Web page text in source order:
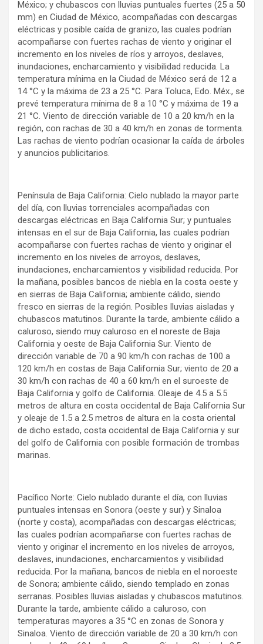
México; y chubascos con lluvias puntuales fuertes (25 a 50
mm) en Ciudad de México, acompañadas con descargas
eléctricas y posible caída de granizo, las cuales podrían
acompañarse con fuertes rachas de viento y originar el
incremento en los niveles de ríos y arroyos, deslaves,
inundaciones, encharcamiento y visibilidad reducida. La
temperatura mínima en la Ciudad de México será de 12 a
14 °C y la máxima de 23 a 25 °C. Para Toluca, Edo. Méx., se
prevé temperatura mínima de 8 a 10 °C y máxima de 19 a
21 °C. Viento de dirección variable de 10 a 20 km/h en la
región, con rachas de 30 a 40 km/h en zonas de tormenta.
Las rachas de viento podrían ocasionar la caída de árboles
y anuncios publicitarios.
Península de Baja California: Cielo nublado la mayor parte
del día, con lluvias torrenciales acompañadas con
descargas eléctricas en Baja California Sur; y puntuales
intensas en el sur de Baja California, las cuales podrían
acompañarse con fuertes rachas de viento y originar el
incremento en los niveles de arroyos, deslaves,
inundaciones, encharcamientos y visibilidad reducida. Por
la mañana, posibles bancos de niebla en la costa oeste y
en sierras de Baja California; ambiente cálido, siendo
fresco en sierras de la región. Posibles lluvias aisladas y
chubascos matutinos. Durante la tarde, ambiente cálido a
caluroso, siendo muy caluroso en el noreste de Baja
California y oeste de Baja California Sur. Viento de
dirección variable de 70 a 90 km/h con rachas de 100 a
120 km/h en costas de Baja California Sur; viento de 20 a
30 km/h con rachas de 40 a 60 km/h en el suroeste de
Baja California y golfo de California. Oleaje de 4.5 a 5.5
metros de altura en costa occidental de Baja California Sur
y oleaje de 1.5 a 2.5 metros de altura en la costa oriental
de dicho estado, costa occidental de Baja California y sur
del golfo de California con posible formación de trombas
marinas.
Pacífico Norte: Cielo nublado durante el día, con lluvias
puntuales intensas en Sonora (oeste y sur) y Sinaloa
(norte y costa), acompañadas con descargas eléctricas;
las cuales podrían acompañarse con fuertes rachas de
viento y originar el incremento en los niveles de arroyos,
deslaves, inundaciones, encharcamientos y visibilidad
reducida. Por la mañana, bancos de niebla en el noroeste
de Sonora; ambiente cálido, siendo templado en zonas
serranas. Posibles lluvias aisladas y chubascos matutinos.
Durante la tarde, ambiente cálido a caluroso, con
temperaturas mayores a 35 °C en zonas de Sonora y
Sinaloa. Viento de dirección variable de 20 a 30 km/h con